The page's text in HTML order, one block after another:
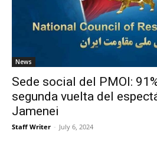
News
Sede social del PMOI:
segunda vuelta del
Jamenei
Staff Writer - July 6, 2024